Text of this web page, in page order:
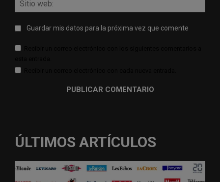
Guardar mis datos para la próxima vez que comente
ÚLTIMOS ARTÍCULOS